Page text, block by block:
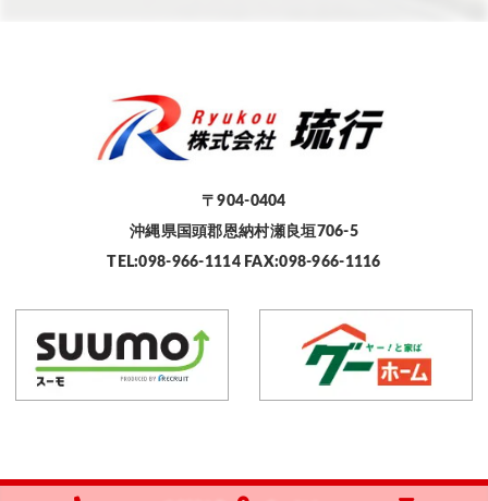
〒904-0404
沖縄県国頭郡恩納村瀬良垣706-5
TEL:098-966-1114 FAX:098-966-1116